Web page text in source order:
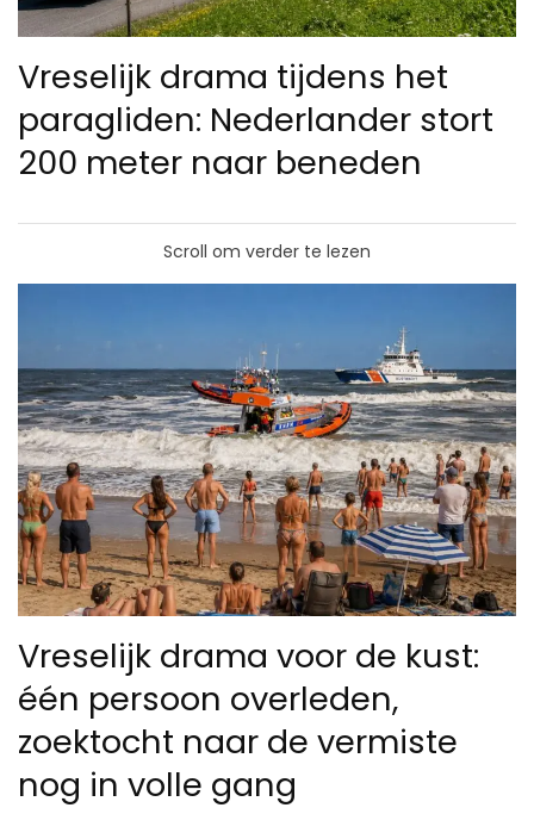
Vreselijk drama tijdens het
paragliden: Nederlander stort
200 meter naar beneden
Scroll om verder te lezen
Vreselijk drama voor de kust:
één persoon overleden,
zoektocht naar de vermiste
nog in volle gang